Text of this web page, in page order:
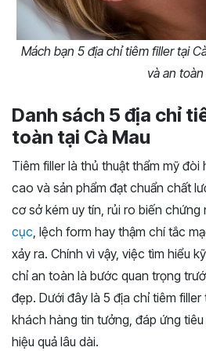
Mách bạn 5 địa chỉ tiêm filler tại
và an toàn
Danh sách 5 địa chỉ
toàn tại Cà Mau
Tiêm filler là thủ thuật thẩm mỹ
cao và sản phẩm đạt chuẩn chất
cơ sở kém uy tín, rủi ro biến chứng
cục, lệch form hay thậm chí tắc
xảy ra. Chính vì vậy, việc tìm hiểu
chỉ an toàn là bước quan trọng
đẹp. Dưới đây là 5 địa chỉ tiêm
khách hàng tin tưởng, đáp ứng
hiệu quả lâu dài.